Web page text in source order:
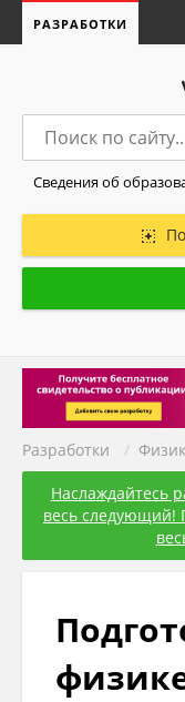
РАЗРАБОТКИ
Сведения об
Разработки /
Наслаждайтесь
весь следующий!